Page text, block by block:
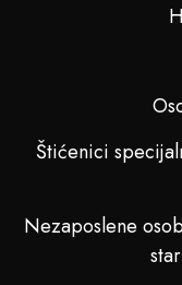
Štićenici
Nezaposlene